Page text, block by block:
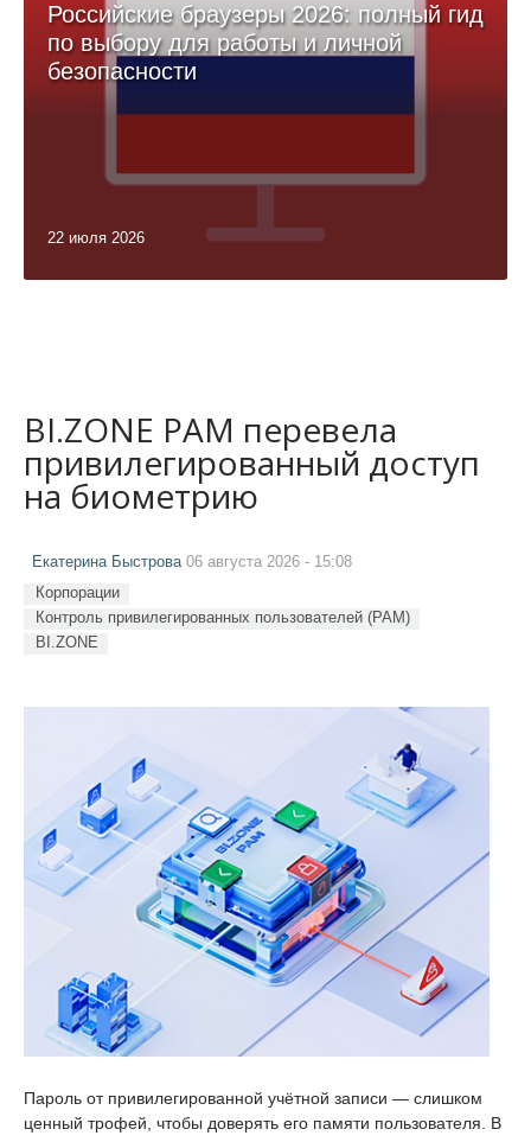
Российские браузеры 2026: полный гид
по выбору для работы и личной
безопасности
22 июля 2026
BI.ZONE PAM перевела
привилегированный доступ
на биометрию
Екатерина Быстрова06 августа 2026 - 15:08
Корпорации
Контроль привилегированных пользователей (PAM)
BI.ZONE
Пароль от привилегированной учётной записи — слишком
ценный трофей, чтобы доверять его памяти пользователя. В